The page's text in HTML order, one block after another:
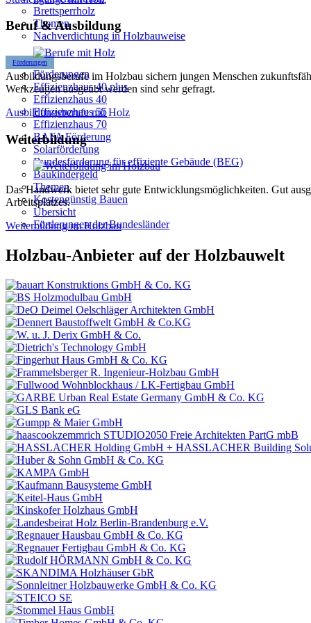
Brettsperrholz
Themen
Nachverdichtung in Holzbauweise
Förderungen
Förderungen
Effizienzhaus 40 plus
Effizienzhaus 40
Effizienzhaus 55
Effizienzhaus 70
BAFA Förderung
Solarförderung
Bundesförderung für effiziente Gebäude (BEG)
Baukindergeld
Themen
Kostengünstig Bauen
Übersicht
Förderungen der Bundesländer
Beruf & Ausbildung
Ausbildungsberufe im Holzbau sichern jungen Menschen
Werkzeugen ausgeübt werden sind sehr gefragt.
Ausbildungsberufe mit Holz
Weiterbildung
Das Handwerk bietet sehr gute Entwicklungsmöglichkeiten. Gut
Arbeitsplatzes.
Weiterbildung im Holzbau
Holzbau-Anbieter auf der Holzbauwelt